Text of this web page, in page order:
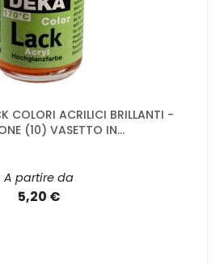
COLORI ACRILICI BRILLANTI -
(10) VASETTO IN...
A partire da
5,20 €